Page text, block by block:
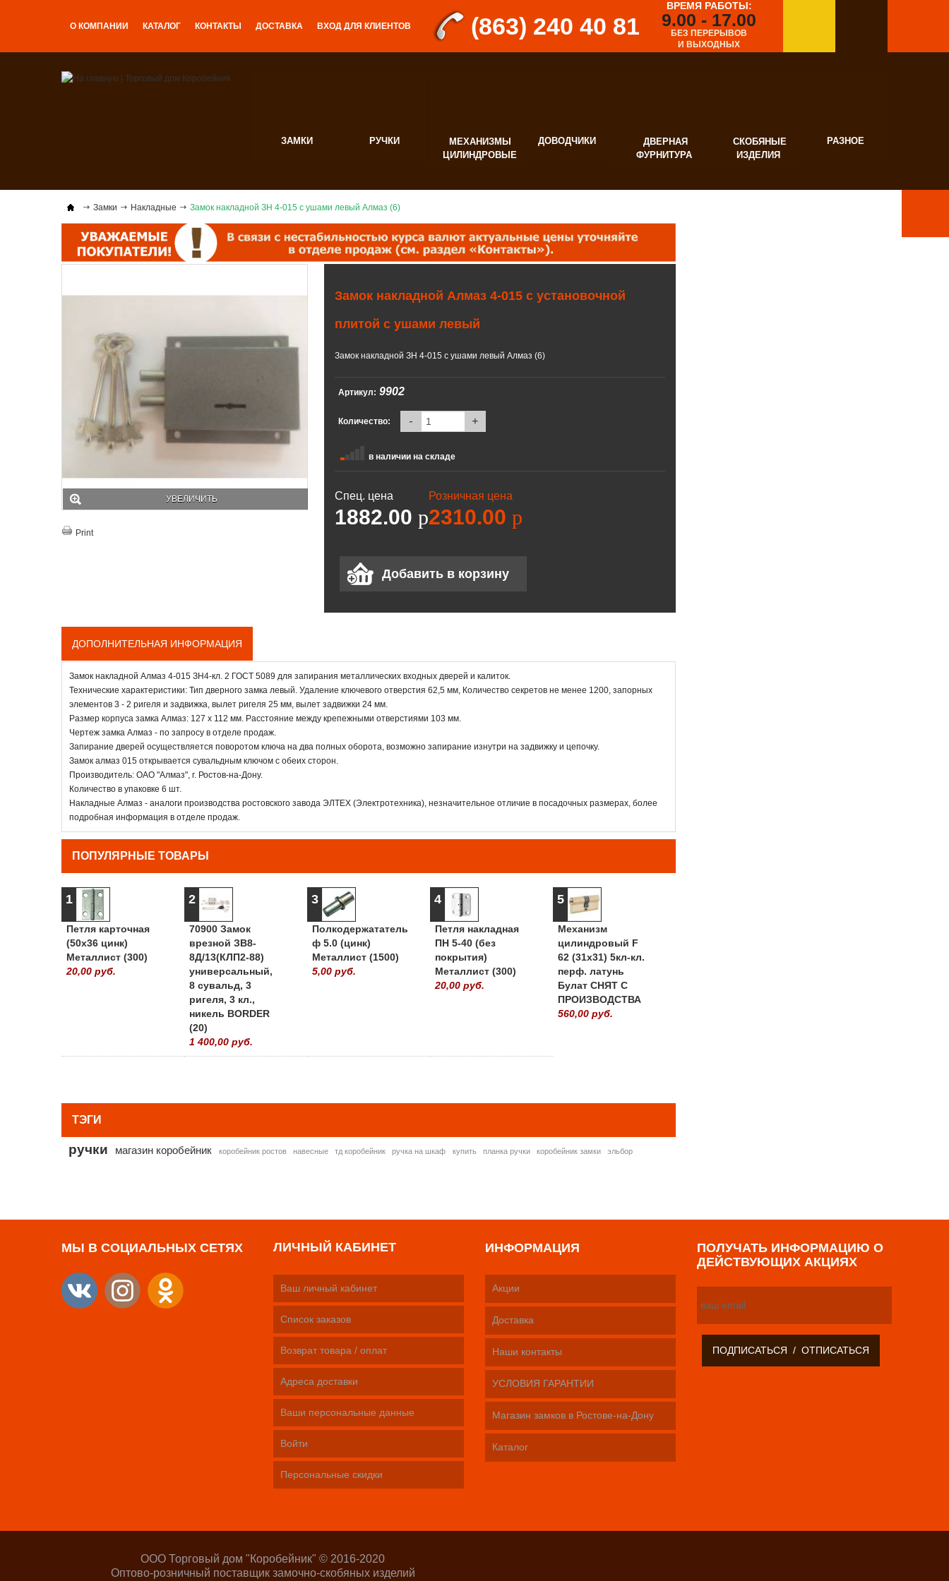
О КОМПАНИИ КАТАЛОГ КОНТАКТЫ ДОСТАВКА ВХОД ДЛЯ КЛИЕНТОВ
ЗАМКИ РУЧКИ
МЕХАНИЗМЫ
ЦИЛИНДРОВЫЕ
ДОВОДЧИКИ
ДВЕРНАЯ
ФУРНИТУРА
СКОБЯНЫЕ
ИЗДЕЛИЯ
РАЗНОЕ
(863) 240 40 81
ВРЕМЯ РАБОТЫ:
9.00 - 17.00
БЕЗ ПЕРЕРЫВОВ
И ВЫХОДНЫХ
Замки Накладные Замок накладной ЗН 4-015 с ушами левый Алмаз (6)
УВЕЛИЧИТЬ
Print
Замок накладной Алмаз 4-015 с установочной
плитой с ушами левый
Замок накладной ЗН 4-015 с ушами левый Алмаз (6)
Артикул: 9902
Количество: - +
в наличии на складе
Спец. цена
1882.00 p
Розничная цена
2310.00 p
ДОПОЛНИТЕЛЬНАЯ ИНФОРМАЦИЯ
Замок накладной Алмаз 4-015 ЗН4-кл. 2 ГОСТ 5089 для запирания металлических входных дверей и калиток.
Технические характеристики: Тип дверного замка левый. Удаление ключевого отверстия 62,5 мм, Количество секретов не менее 1200, запорных
элементов 3 - 2 ригеля и задвижка, вылет ригеля 25 мм, вылет задвижки 24 мм.
Размер корпуса замка Алмаз: 127 х 112 мм. Расстояние между крепежными отверстиями 103 мм.
Чертеж замка Алмаз - по запросу в отделе продаж.
Запирание дверей осуществляется поворотом ключа на два полных оборота, возможно запирание изнутри на задвижку и цепочку.
Замок алмаз 015 открывается сувальдным ключом с обеих сторон.
Производитель: ОАО "Алмаз", г. Ростов-на-Дону.
Количество в упаковке 6 шт.
Накладные Алмаз - аналоги производства ростовского завода ЭЛТЕХ (Электротехника), незначительное отличие в посадочных размерах, более
подробная информация в отделе продаж.
ПОПУЛЯРНЫЕ ТОВАРЫ
1
Петля карточная
(50х36 цинк)
Металлист (300)
20,00 руб.
2
70900 Замок
врезной ЗВ8-
8Д/13(КЛП2-88)
универсальный,
8 сувальд, 3
ригеля, 3 кл.,
никель BORDER
(20)
1 400,00 руб.
3
Полкодержататель
ф 5.0 (цинк)
Металлист (1500)
5,00 руб.
4
Петля накладная
ПН 5-40 (без
покрытия)
Металлист (300)
20,00 руб.
5
Механизм
цилиндровый F
62 (31х31) 5кл-кл.
перф. латунь
Булат СНЯТ С
ПРОИЗВОДСТВА
560,00 руб.
ТЭГИ
ручки магазин коробейник коробейник ростов навесные тд коробейник ручка на шкаф купить планка ручки коробейник замки эльбор
МЫ В СОЦИАЛЬНЫХ СЕТЯХ ЛИЧНЫЙ КАБИНЕТ
Ваш личный кабинет
Список заказов
Возврат товара / оплат
Адреса доставки
Ваши персональные данные
Войти
Персональные скидки
ИНФОРМАЦИЯ
Акции
Доставка
Наши контакты
УСЛОВИЯ ГАРАНТИИ
Магазин замков в Ростове-на-Дону
Каталог
ПОЛУЧАТЬ ИНФОРМАЦИЮ О
ДЕЙСТВУЮЩИХ АКЦИЯХ
ООО Торговый дом "Коробейник" © 2016-2020
Оптово-розничный поставщик замочно-скобяных изделий